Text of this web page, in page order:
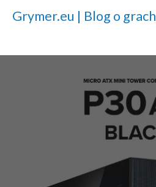
Grymer.eu | Blog o grach